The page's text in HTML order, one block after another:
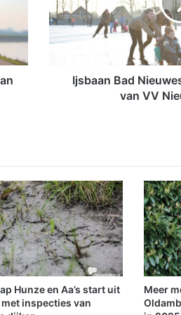
a
n
e
s
c
h
a
n
s
n
u
i
Ijsbaan Bad
van VV
Hunze en Aa’s start uit
inspecties van
Meer